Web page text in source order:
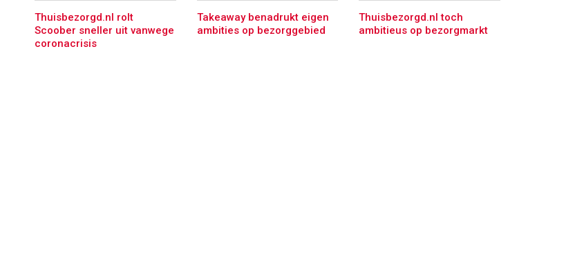
Thuisbezorgd.nl rolt
Scoober sneller uit vanwege
coronacrisis
Takeaway benadrukt eigen
ambities op bezorggebied
Thuisbezorgd.nl toch
ambitieus op bezorgmarkt